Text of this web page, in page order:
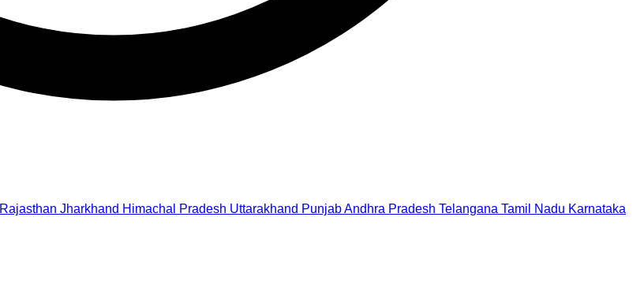
Rajasthan Jharkhand Himachal Pradesh Uttarakhand PunjabAndhra Pradesh Telangana Tamil Nadu Karnataka